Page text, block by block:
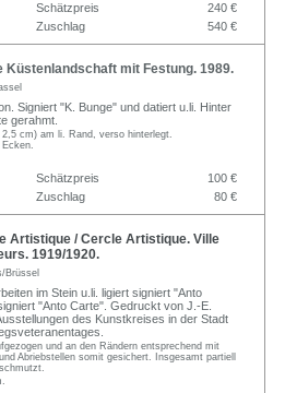
Schätzpreis
240 €
Zuschlag
540 €
mit Festung. 1989.
Signiert "K. Bunge" und datiert u.li. Hinter
gerahmt.
cm) am li. Rand, verso hinterlegt.
Schätzpreis
100 €
Zuschlag
80 €
Artistique / Cercle Artistique. Ville
1919/1920.
Brüssel
im Stein u.li. ligiert signiert "Anto
"Anto Carte". Gedruckt von J.-E.
des Kunstkreises in der Stadt
und an den Rändern entsprechend mit
Abriebstellen somit gesichert. Insgesamt partiell